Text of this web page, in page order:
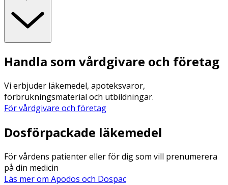
Handla som vårdgivare och företag
Vi erbjuder läkemedel, apoteksvaror,
förbrukningsmaterial och utbildningar.
För vårdgivare och företag
Dosförpackade läkemedel
För vårdens patienter eller för dig som vill prenumerera
på din medicin
Läs mer om Apodos och Dospac